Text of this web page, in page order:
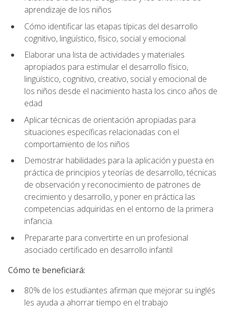
aprendizaje de los niños
Cómo identificar las etapas típicas del desarrollo
cognitivo, lingüístico, físico, social y emocional
Elaborar una lista de actividades y materiales
apropiados para estimular el desarrollo físico,
lingüístico, cognitivo, creativo, social y emocional de
los niños desde el nacimiento hasta los cinco años de
edad
Aplicar técnicas de orientación apropiadas para
situaciones específicas relacionadas con el
comportamiento de los niños
Demostrar habilidades para la aplicación y puesta en
práctica de principios y teorías de desarrollo, técnicas
de observación y reconocimiento de patrones de
crecimiento y desarrollo, y poner en práctica las
competencias adquiridas en el entorno de la primera
infancia.
Prepararte para convertirte en un profesional
asociado certificado en desarrollo infantil
Cómo te beneficiará:
80% de los estudiantes afirman que mejorar su inglés
les ayuda a ahorrar tiempo en el trabajo